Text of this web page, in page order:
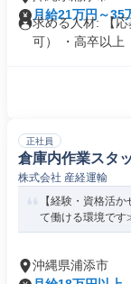
月給21万円～35
求める人材: 【
可） ・高卒以上
正社員
倉庫内作業スタ
株式会社 産経運輸
【経験・資格活
て働ける環境で
沖縄県浦添市